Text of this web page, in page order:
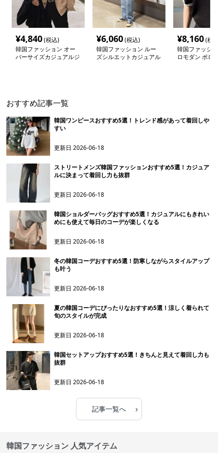
¥4,840(税込)
韓国ファッション オー
バーサイズカジュアルジ
¥6,060(税込)
韓国ファッション ルー
ズシルエットカジュアル
¥8,160(税
韓国ファッシ
ロモダン ポロ
おすすめ記事一覧
韓国ワンピースおすすめ5選！トレンド感があって着回しや
すい
更新日2026-06-18
ストリートメンズ韓国ファッションおすすめ5選！カジュア
ルに決まって着回し力も抜群
更新日2026-06-18
韓国ショルダーバッグおすすめ5選！カジュアルにもきれい
めにも使えて毎日のコーデが楽しくなる
更新日2026-06-18
冬の韓国コーデおすすめ5選！防寒しながらスタイルアップ
も叶う
更新日2026-06-18
夏の韓国コーデにぴったりなおすすめ5選！涼しく着られて
旬のスタイルが完成
更新日2026-06-18
韓国セットアップおすすめ5選！きちんと見えて着回し力も
抜群
更新日2026-06-18
記事一覧へ ›
韓国ファッション 人気アイテム